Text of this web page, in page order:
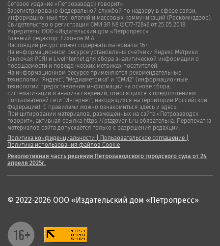
Сетевое издание «Петрозаводск говорит».
Зарегистрировано Федеральной службой по надзору в сфере связи,
информационных технологий и массовых коммуникаций (Роскомнадзор).
Свидетельство о регистрации СМИ ЭЛ № ФС77-72846 от 25.05.2018.
Учредитель: ООО «Издательский дом «Петропресс»
Главный редактор: Тихонов М.А.
Настоящий ресурс может содержать материалы 16+.
На информационном ресурсе установлены счетчики Яндекс Метрики
(включая РСЯ) и LiveInternet для сбора аналитической информации о
посещаемости и поведенческих метриках посетителей.
На информационном ресурсе применяются рекомендательные
технологии "Яндекс", "Медиаметрика" и "СМИ2" (информационные
технологии предоставления информации на основе сбора,
систематизации и анализа сведений, относящихся к предпочтениям
пользователей сети "Интернет", находящихся на территории Российской
Федерации). С правилами можно ознакомиться здесь и здесь.
При цитировании материалов, размещенных на сайте «Петрозаводск
говорит», активная ссылка https://ptzgovorit.ru обязательна. Перепечатка
материалов сайта допускается только с разрешения редакции.
Политика конфиденциальности
Пользовательское соглашение
Политика использования файлов Cookie
Резолютивная часть решения Петрозаводского городского суда от 24
апреля 2025г.
© 2022-2026 ООО «Издательский дом «Петропресс»